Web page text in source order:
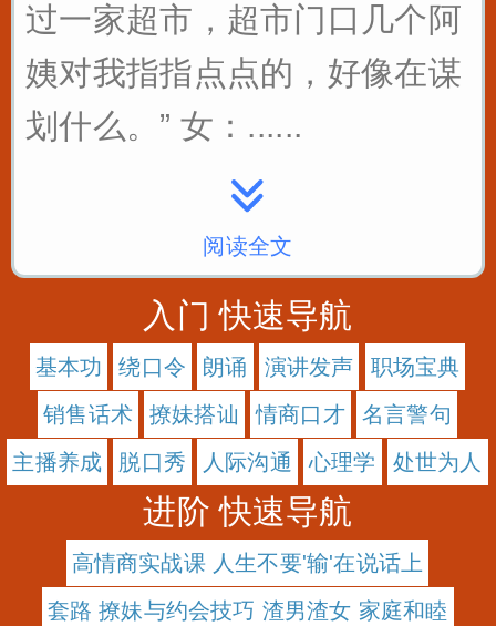
过一家超市，超市门口几个阿
姨对我指指点点的，好像在谋
划什么。” 女：......
阅读全文
入门 快速导航
基本功 绕口令 朗诵 演讲发声
职场宝典
销售话术
撩妹搭讪 情商口才
名言警句
主播养成
脱口秀 人际沟通 心理学 处世为人
进阶 快速导航
高情商实战课 人生不要'输'在说话上
套路 撩妹与约会技巧 渣男渣女 家庭和睦